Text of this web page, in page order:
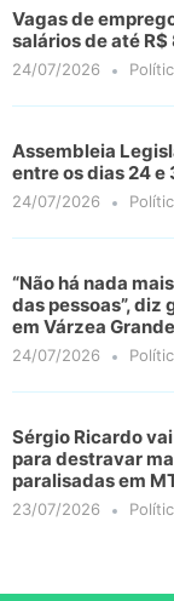
Vagas de
salários de até
24/07/2026
Assembleia
entre os dias 24 e
24/07/2026
“Não há nada
das pessoas”,
em Várzea Grande
24/07/2026
Sérgio Ricardo
para destravar
paralisadas em
23/07/2026